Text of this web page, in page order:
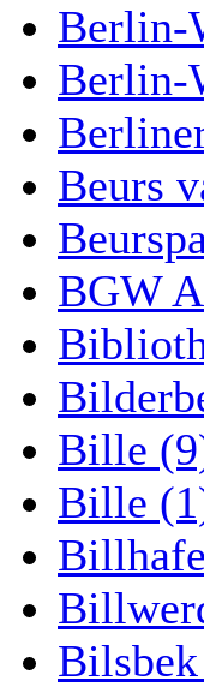
Berlin-
Berlin-
Beurs
BGW
Bille
Bille